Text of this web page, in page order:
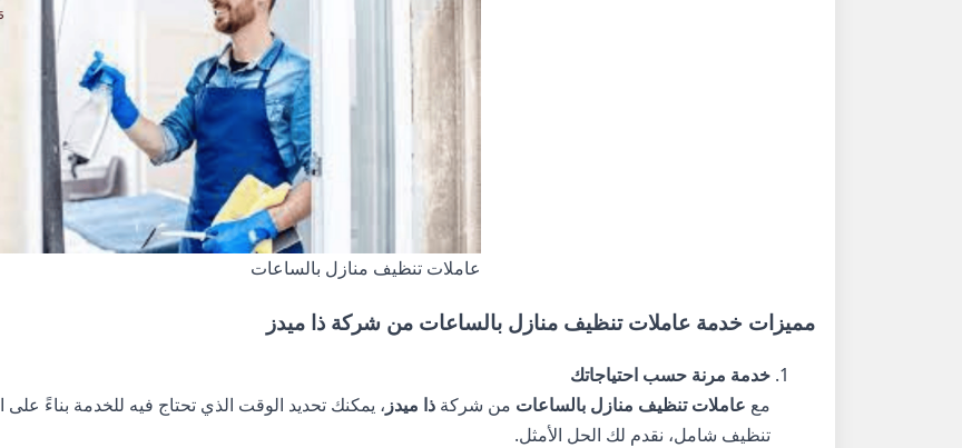
عاملات تنظيف منازل بالساعات
مميزات خدمة عاملات تنظيف منازل بالساعات من شركة ذا ميدز
خدمة مرنة حسب احتياجاتك
مع عاملات تنظيف منازل بالساعات من شركة ذا ميدز ، يمكنك تحديد الوقت الذي تحتاج فيه للخدمة بناءً
تنظيف شامل، نقدم لك الحل الأمثل.